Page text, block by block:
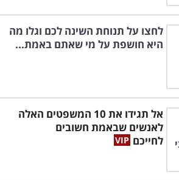
לחצו על תנוחת השינה לכם וגלו מה
היא חושפת על מי שאתם באמת...
אל תגידו את 10 המשפטים האלה
לאנשים שבאמת חשובים
לחייכם